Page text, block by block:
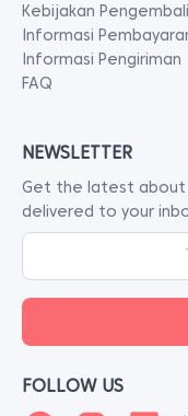
Kebijakan
Informasi
Informasi Pengiriman
FAQ
NEWSLETTER
Get the latest about
delivered to your
FOLLOW US